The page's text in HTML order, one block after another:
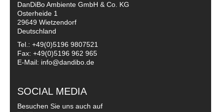
DanDiBo Ambiente GmbH & Co. KG
Osterheide 1
29649 Wietzendorf
Deutschland
Tel.: +49(0)5196 9807521
Fax: +49(0)5196 962 965
E-Mail: info@dandibo.de
SOCIAL MEDIA
Besuchen Sie uns auch auf